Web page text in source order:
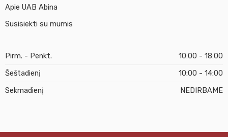
Apie UAB Abina
Susisiekti su mumis
Pirm. - Penkt.
10:00 - 18:00
Šeštadienį
10:00 - 14:00
Sekmadienį
NEDIRBAME